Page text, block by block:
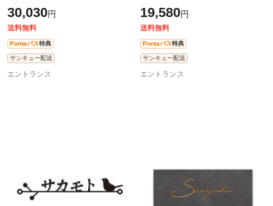
30,030円
送料無料
Pontaパス特典
サンキュー配送
エントランス
180mm×高さ25mm
19,580円
送料無料
Pontaパス特典
サンキュー配送
エントランス